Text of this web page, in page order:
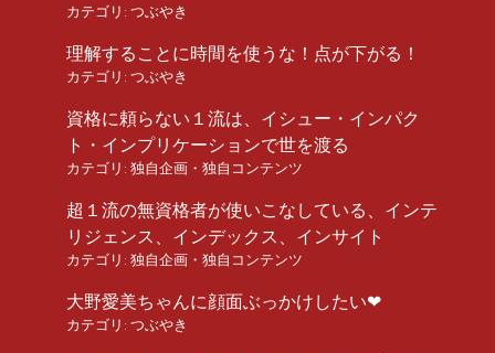
カテゴリ: つぶやき
理解することに時間を使うな！点が下がる！
カテゴリ: つぶやき
資格に頼らない１流は、イシュー・インパク
ト・インプリケーションで世を渡る
カテゴリ: 独自企画・独自コンテンツ
超１流の無資格者が使いこなしている、インテ
リジェンス、インデックス、インサイト
カテゴリ: 独自企画・独自コンテンツ
大野愛美ちゃんに顔面ぶっかけしたい❤︎
カテゴリ: つぶやき